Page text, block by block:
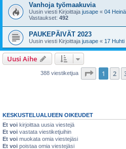
Vanhoja työmaakuvia
Uusin viesti Kirjoittaja jusape « 04
Vastaukset: 492
PAUKEPÄIVÄT 2023
Uusin viesti Kirjoittaja jusape « 17
Uusi Aihe
388 viestiketjua Sivu /16
1 2
KESKUSTELUALUEEN OIKEUDET
Et voi kirjoittaa uusia viestejä
Et voi vastata viestiketjuihin
Et voi muokata omia viestejäsi
Et voi poistaa omia viestejäsi